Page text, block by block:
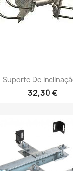
Suporte De
32,30 €